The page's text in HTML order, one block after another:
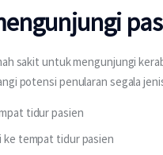
sakit untuk mengunjungi
potensi penularan segala
tidur pasien
ke tempat tidur pasien